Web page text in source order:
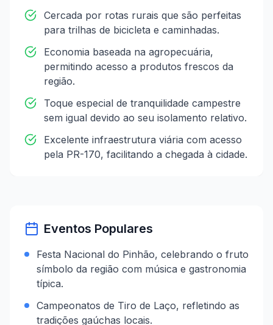
Cercada por rotas rurais que são perfeitas
para trilhas de bicicleta e caminhadas.
Economia baseada na agropecuária,
permitindo acesso a produtos frescos da
região.
Toque especial de tranquilidade campestre
sem igual devido ao seu isolamento relativo.
Excelente infraestrutura viária com acesso
pela PR-170, facilitando a chegada à cidade.
Eventos Populares
Festa Nacional do Pinhão, celebrando o fruto
símbolo da região com música e gastronomia
típica.
Campeonatos de Tiro de Laço, refletindo as
tradições gaúchas locais.